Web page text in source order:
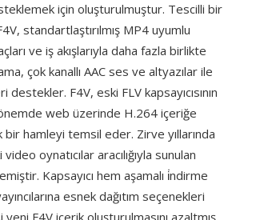
için oluşturulmuştur. Tescilli bir
standartlaştırılmış MP4 uyumlu
ve iş akışlarıyla daha fazla birlikte
çok kanallı AAC ses ve altyazılar ile
F4V, eski FLV kapsayıcısının
web üzerinde H.264 içeriğe
hamleyi temsil eder. Zirve yıllarında
oynatıcılar aracılığıyla sunulan
Kapsayıcı hem aşamalı i̇ndirme
esnek dağıtım seçenekleri
F4V içerik oluşturulmasını azaltmış